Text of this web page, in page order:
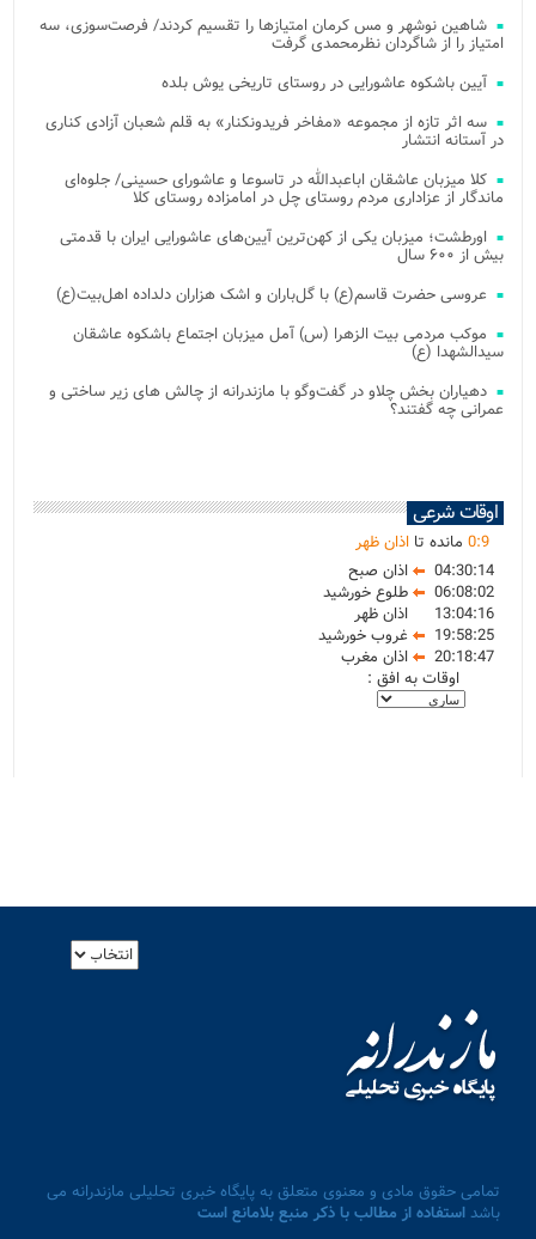
شاهین نوشهر و مس کرمان امتیازها را تقسیم کردند/ فرصت‌سوزی، سه
امتیاز را از شاگردان نظرمحمدی گرفت
آیین باشکوه عاشورایی در روستای تاریخی یوش بلده
سه اثر تازه از مجموعه «مفاخر فریدونکنار» به قلم شعبان آزادی کناری
در آستانه انتشار
کلا میزبان عاشقان اباعبدالله در تاسوعا و عاشورای حسینی/ جلوه‌ای
ماندگار از عزاداری مردم روستای چل در امامزاده روستای کلا
اورطشت؛ میزبان یکی از کهن‌ترین آیین‌های عاشورایی ایران با قدمتی
بیش از ۶۰۰ سال
عروسی حضرت قاسم(ع) با گل‌باران و اشک هزاران دلداده اهل‌بیت(ع)
موکب مردمی بیت‌ الزهرا (س) آمل میزبان اجتماع باشکوه عاشقان
سیدالشهدا (ع)
دهیاران بخش چلاو در گفت‌وگو با مازندرانه از چالش های زیر ساختی و
عمرانی چه گفتند؟
اوقات شرعی
0:9 مانده تا اذان ظهر
04:30:14
اذان صبح
06:08:02
طلوع خورشید
13:04:16
اذان ظهر
19:58:25
غروب خورشید
20:18:47
اذان مغرب
اوقات به افق :
تمامی حقوق مادی و معنوی متعلق به پایگاه خبری تحلیلی مازندرانه می
باشداستفاده از مطالب با ذکر منبع بلامانع است